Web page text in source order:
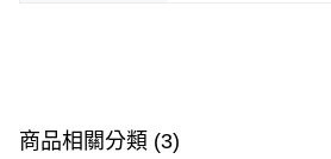
商品相關分類 (3)